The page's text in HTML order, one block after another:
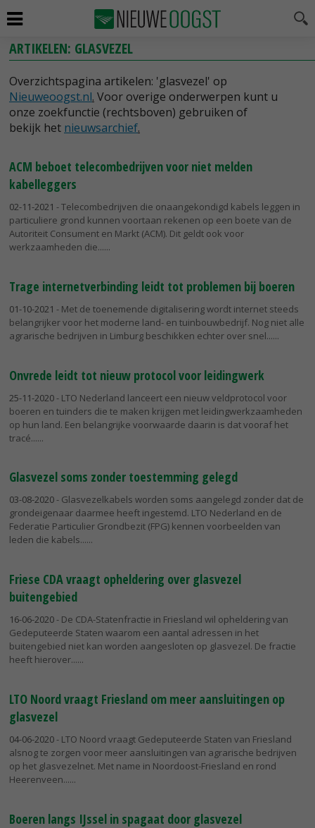
ARTIKELEN: GLASVEZEL
Overzichtspagina artikelen: 'glasvezel' op
Nieuweoogst.nl. Voor overige onderwerpen kunt u
onze zoekfunctie (rechtsboven) gebruiken of
bekijk het nieuwsarchief.
ACM beboet telecombedrijven voor niet melden
kabelleggers
02-11-2021 - Telecombedrijven die onaangekondigd kabels leggen in
particuliere grond kunnen voortaan rekenen op een boete van de
Autoriteit Consument en Markt (ACM). Dit geldt ook voor
werkzaamheden die...
Trage internetverbinding leidt tot problemen bij boeren
01-10-2021 - Met de toenemende digitalisering wordt internet steeds
belangrijker voor het moderne land- en tuinbouwbedrijf. Nog niet alle
agrarische bedrijven in Limburg beschikken echter over snel...
Onvrede leidt tot nieuw protocol voor leidingwerk
25-11-2020- LTO Nederland lanceert een nieuw veldprotocol voor
boeren en tuinders die te maken krijgen met leidingwerkzaamheden
op hun land. Een belangrijke voorwaarde daarin is dat vooraf het
tracé...
Glasvezel soms zonder toestemming gelegd
03-08-2020- Glasvezelkabels worden soms aangelegd zonder dat de
grondeigenaar daarmee heeft ingestemd. LTO Nederland en de
Federatie Particulier Grondbezit (FPG) kennen voorbeelden van
leden die kabels...
Friese CDA vraagt opheldering over glasvezel
buitengebied
16-06-2020- De CDA-Statenfractie in Friesland wil opheldering van
Gedeputeerde Staten waarom een aantal adressen in het
buitengebied niet kan worden aangesloten op glasvezel. De fractie
heeft hierover...
LTO Noord vraagt Friesland om meer aansluitingen op
glasvezel
04-06-2020- LTO Noord vraagt Gedeputeerde Staten van Friesland
alsnog te zorgen voor meer aansluitingen van agrarische bedrijven
op het glasvezelnet. Met name in Noordoost-Friesland en rond
Heerenveen...
Boeren langs IJssel in spagaat door glasvezel